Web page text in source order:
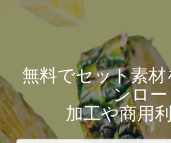
無料でセット素
ンロー
加工や商用